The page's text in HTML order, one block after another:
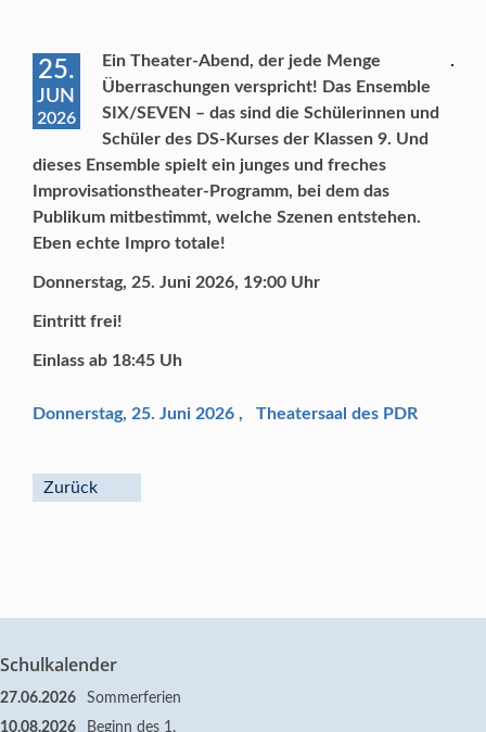
25.
JUN
2026
Ein Theater-Abend, der jede Menge
Überraschungen verspricht! Das Ensemble
SIX/SEVEN – das sind die Schülerinnen und
Schüler des DS-Kurses der Klassen 9. Und
dieses Ensemble spielt ein junges und freches
Improvisationstheater-Programm, bei dem das
Publikum mitbestimmt, welche Szenen entstehen.
Eben echte Impro totale!
Donnerstag, 25. Juni 2026, 19:00 Uhr
Eintritt frei!
Einlass ab 18:45 Uh
Donnerstag, 25. Juni 2026 , Theatersaal des PDR
Zurück
Schulkalender
27.06.2026
Sommerferien
10.08.2026
Beginn des 1.